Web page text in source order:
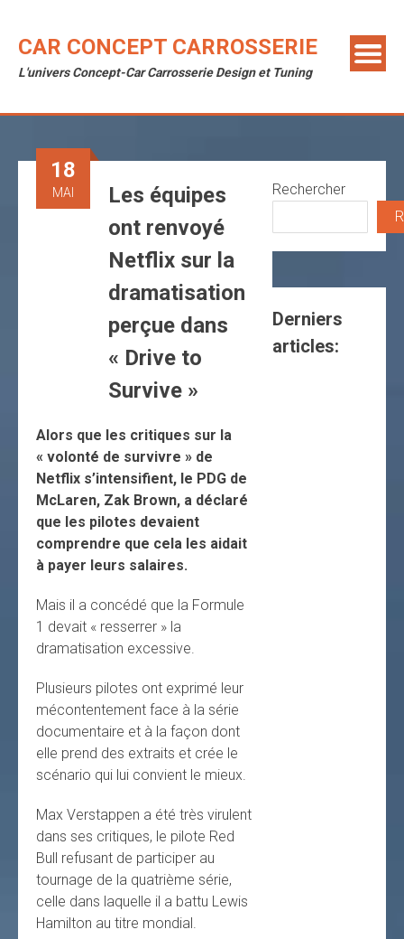
content
CAR CONCEPT CARROSSERIE
L'univers Concept-Car Carrosserie Design et Tuning
18
MAI
Les équipes
ont renvoyé
Netflix sur la
dramatisation
perçue dans
« Drive to
Survive »
Alors que les critiques sur la
« volonté de survivre » de
Netflix s’intensifient, le PDG de
McLaren, Zak Brown, a déclaré
que les pilotes devaient
comprendre que cela les aidait
à payer leurs salaires.
Mais il a concédé que la Formule
1 devait « resserrer » la
dramatisation excessive.
Plusieurs pilotes ont exprimé leur
mécontentement face à la série
documentaire et à la façon dont
elle prend des extraits et crée le
scénario qui lui convient le mieux.
Max Verstappen a été très virulent
dans ses critiques, le pilote Red
Bull refusant de participer au
tournage de la quatrième série,
celle dans laquelle il a battu Lewis
Hamilton au titre mondial.
Rechercher
Derniers
articles: